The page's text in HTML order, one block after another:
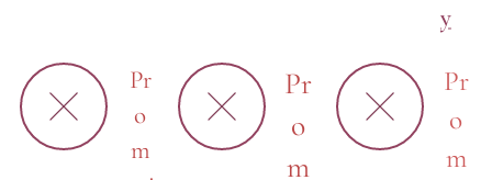
y
Pr
o
m
Pr
o
m
Pr
o
m